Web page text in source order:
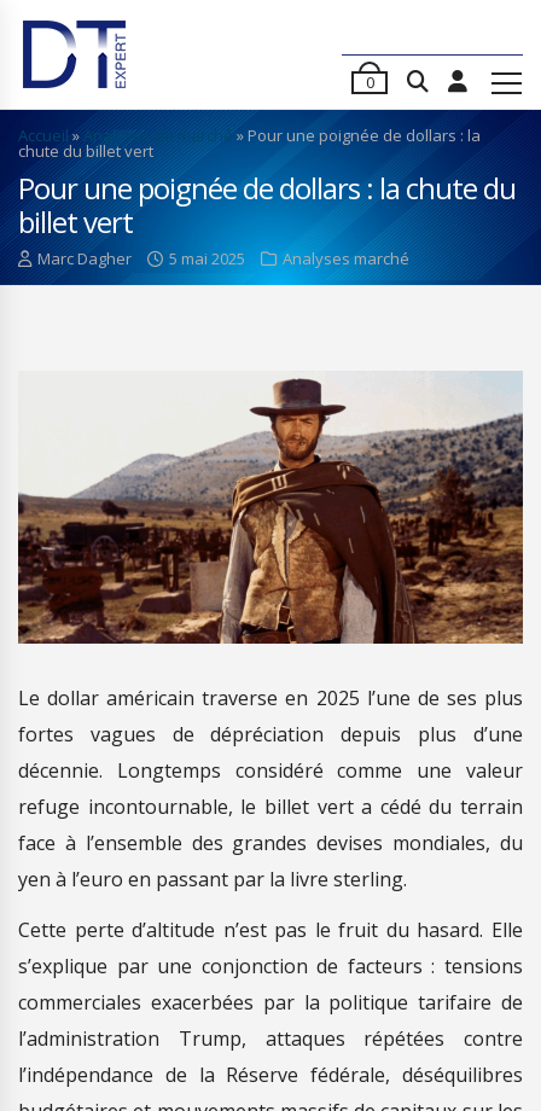
0
Accueil »Analyses de marché »Pour une poignée de dollars : la
chute du billet vert
Pour une poignée de dollars : la chute du
billet vert
Marc Dagher 5 mai 2025 Analyses marché
Le dollar américain traverse en 2025 l’une de ses plus
fortes vagues de dépréciation depuis plus d’une
décennie. Longtemps considéré comme une valeur
refuge incontournable, le billet vert a cédé du terrain
face à l’ensemble des grandes devises mondiales, du
yen à l’euro en passant par la livre sterling.
Cette perte d’altitude n’est pas le fruit du hasard. Elle
s’explique par une conjonction de facteurs : tensions
commerciales exacerbées par la politique tarifaire de
l’administration Trump, attaques répétées contre
l’indépendance de la Réserve fédérale, déséquilibres